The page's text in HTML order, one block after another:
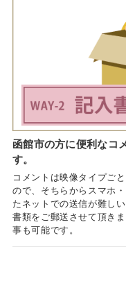
函館市の方に便利なコ
す。
コメントは映像タイプご
ので、そちらからスマホ
たネットでの送信が難し
書類をご郵送させて頂き
事も可能です。